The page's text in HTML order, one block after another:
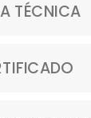
TÉCNICA